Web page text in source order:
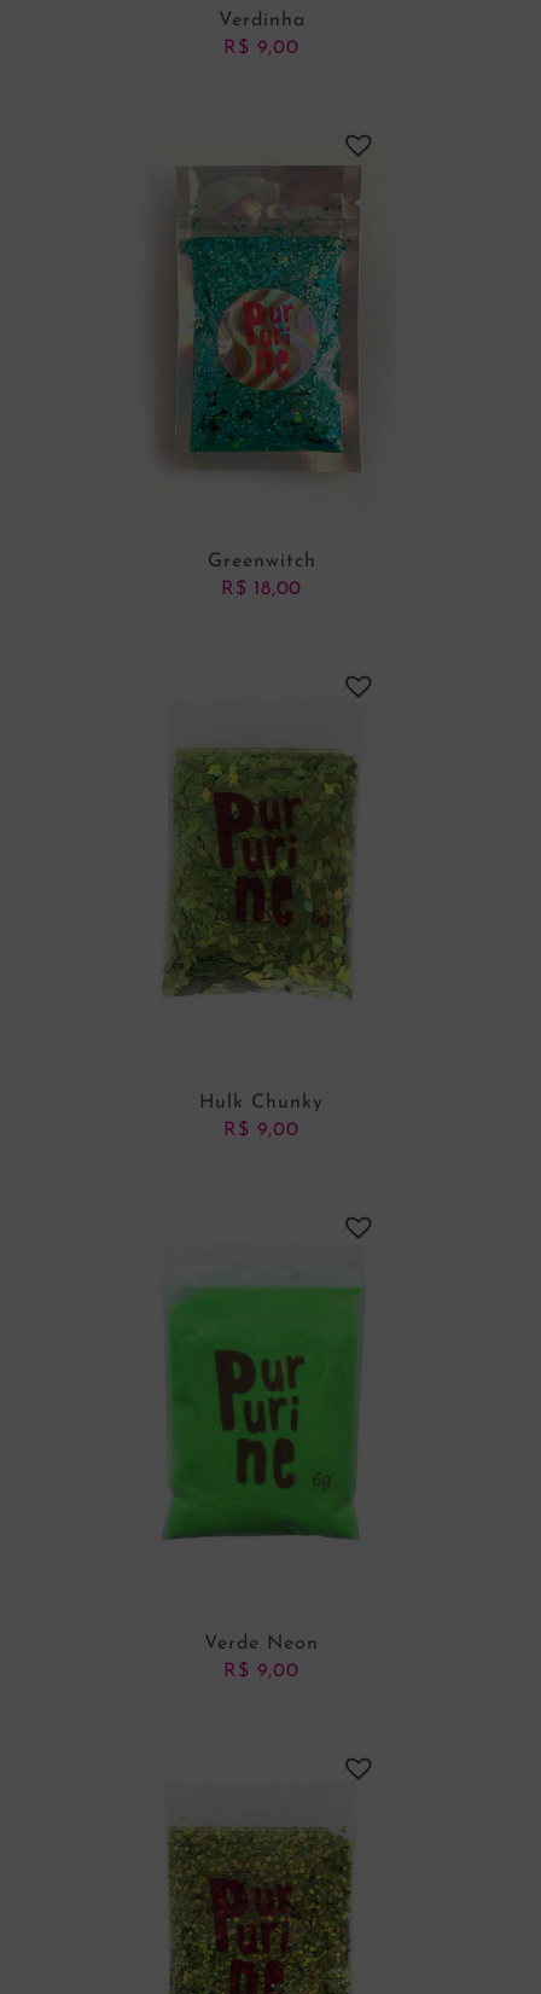
ADICIONAR AO CARRINHO
Verdinha
R$ 9,00
Greenwitch
R$ 18,00
Hulk Chunky
R$ 9,00
Verde Neon
R$ 9,00